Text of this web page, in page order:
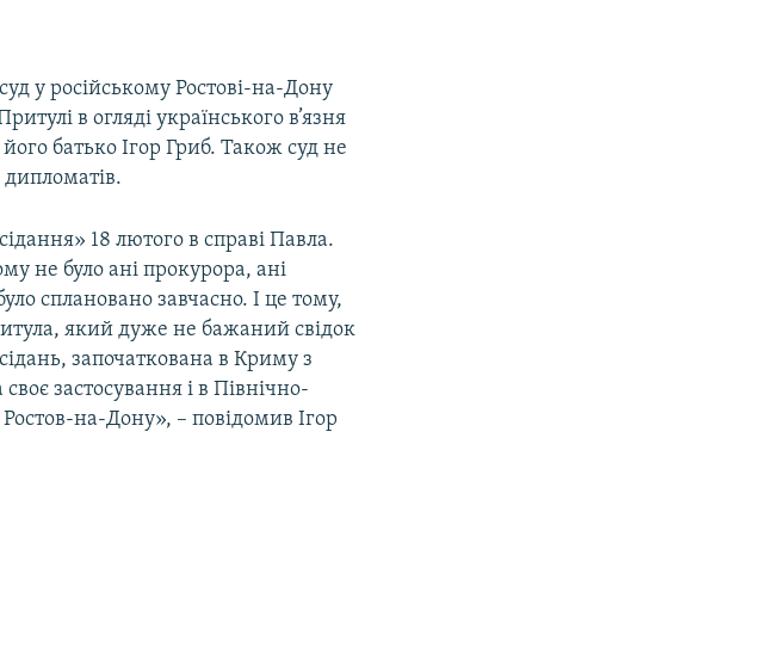
у російському Ростові-на-Дону
в огляді українського в’язня
батько Ігор Гриб. Також суд не
18 лютого в справі Павла.
не було ані прокурора, ані
сплановано завчасно. І це тому,
який дуже не бажаний свідок
започаткована в Криму з
застосування і в Північно-
на-Дону», – повідомив Ігор